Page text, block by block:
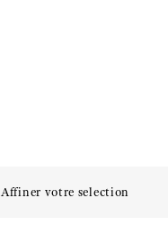
Affiner votre selection